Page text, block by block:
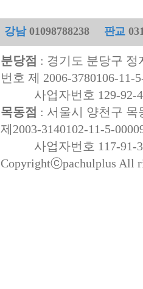
강남01098788238 판교
분당점 : 경기도 분당구 정
번호 제 2006-3780106-11-
사업자번호 129-92-
목동점 : 서울시 양천구 목
제2003-3140102-11-5-
사업자번호 117-91-
Copyrightⓒpachulplus All